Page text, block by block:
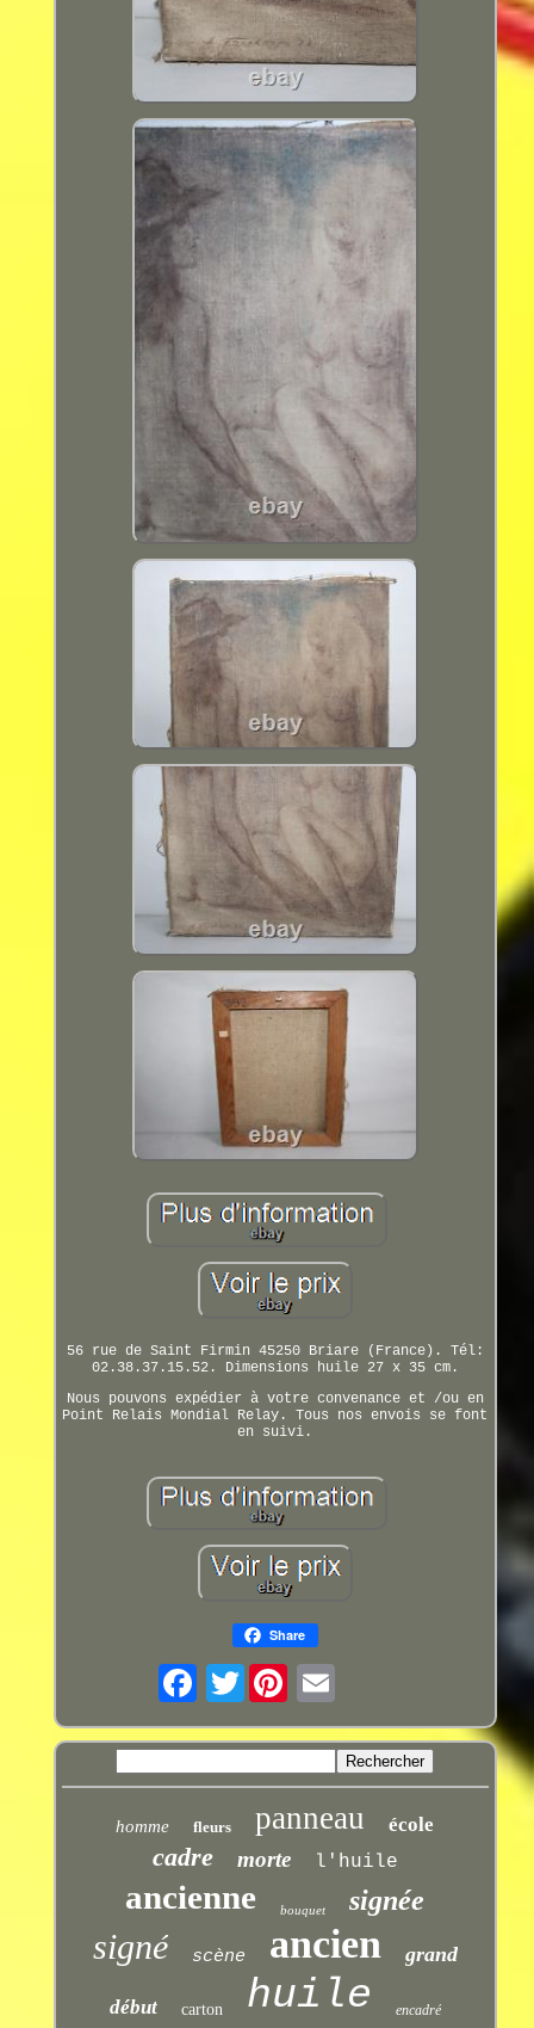
56 rue de Saint Firmin 45250 Briare (France). Tél:
02.38.37.15.52. Dimensions huile 27 x 35 cm.
Nous pouvons expédier à votre convenance et /ou en
Point Relais Mondial Relay. Tous nos envois se font
en suivi.
Share
Twitter
homme fleurs panneau école
cadre morte l'huile
ancienne bouquet signée
signé scène ancien grand
début carton huile encadré